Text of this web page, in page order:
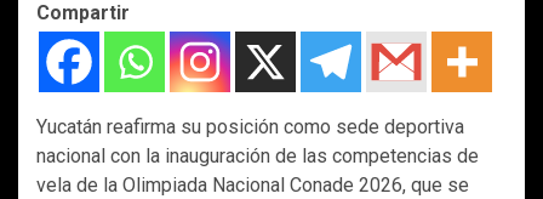
Compartir
Yucatán reafirma su posición como sede deportiva
nacional con la inauguración de las competencias de
vela de la Olimpiada Nacional Conade 2026, que se